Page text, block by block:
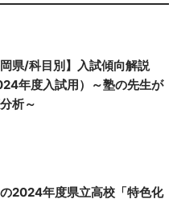
岡県/科目別】入試傾向解説
年度入試用）～塾の先生が
析～
2024年度県立高校「特色化